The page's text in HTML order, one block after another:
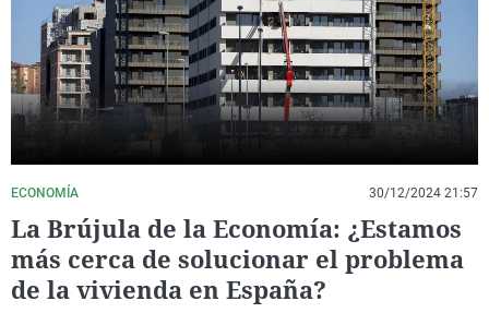
La rosa de los vientos
Gente viajera
Como el perro y el
Caso
Retornados
Equipo de
Operación Viuda
Extremadura
Galicia
La Rioja
Navarra
País Vasco
Virales
Televisión
Elecciones
ECONOMÍA 30/12/2024 21:57
La Brújula de la Economía: ¿Estamos
más cerca de solucionar el problema
de la vivienda en España?